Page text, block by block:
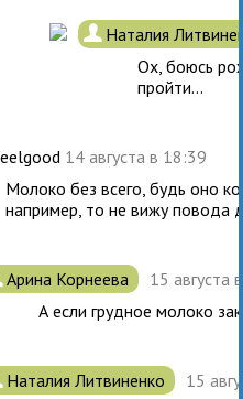
. Наталия
Ох, боюсь
пройти...
14 августа в 18:39
Молоко без всего, будь оно
например, то не вижу повода
Арина Корнеева
15 августа
А если грудное молоко
Наталия Литвиненко
15